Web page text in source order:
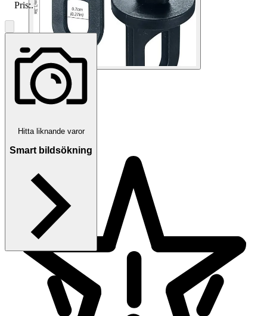
Pris:.
Hitta liknande varor
Smart bildsökning